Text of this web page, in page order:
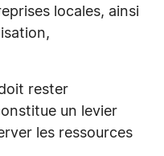
locales, ainsi
rester
un levier
les ressources